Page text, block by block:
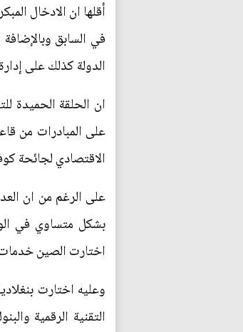
أقلها ان الادخال
في السابق
الدولة كذلك على
ان الحلقة الحميدة
على المبادرات من
الاقتصادي لجائحة
على الرغم من ان
بشكل متساوي في
اختارت الصين
وعليه اختارت
التقنية الرقمية